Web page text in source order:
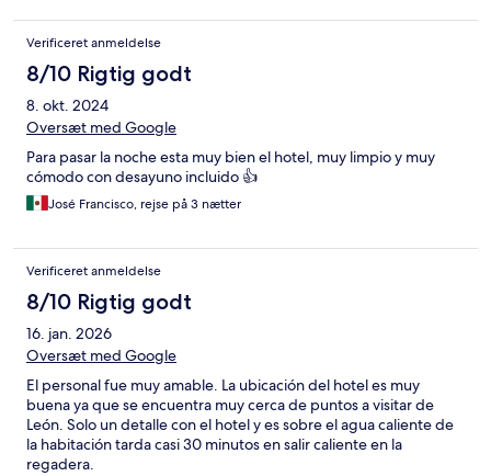
Verificeret anmeldelse
8/10 Rigtig godt
8. okt. 2024
Oversæt med Google
Para pasar la noche esta muy bien el hotel, muy limpio y muy
cómodo con desayuno incluido 👍
José Francisco, rejse på 3 nætter
Verificeret anmeldelse
8/10 Rigtig godt
16. jan. 2026
Oversæt med Google
El personal fue muy amable. La ubicación del hotel es muy
buena ya que se encuentra muy cerca de puntos a visitar de
León. Solo un detalle con el hotel y es sobre el agua caliente de
la habitación tarda casi 30 minutos en salir caliente en la
regadera.